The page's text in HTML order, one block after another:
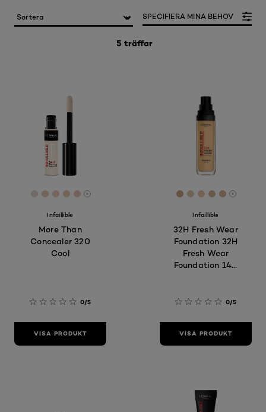
5 träffar
SPECIFIERA MINA BEHOV
[Color]: #E5D2CB
[Color]: #E7CAB8
[Color]: #ECCBBA
[Color]: #EACAB1
[Color]: #E6C5B4
More shades are available
Infaillible
More Than
Concealer 320
Cool
0/5
VISA PRODUKT
[Color]: #C7A582
[Color]:
[Color]:
[Color]:
[Color]:
More
Infaillible
32H Fresh Wear
Foundation 32H
Fresh Wear
Foundation 140
0/5
VISA PRODUKT